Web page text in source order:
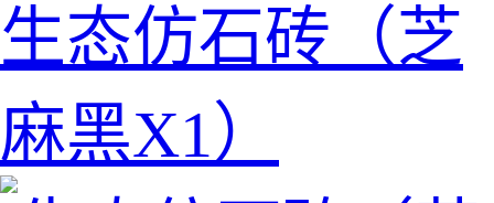
生态仿石砖（芝
麻黑X1）